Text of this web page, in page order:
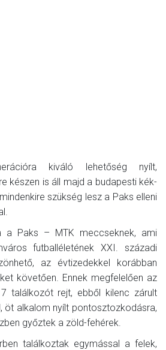
kiváló lehetőség nyílt,
készen is áll majd a budapesti kék-
szükség lesz a Paks elleni
a Paks – MTK meccseknek, ami
futballéletének XXI. századi
az évtizedekkel korábban
követően. Ennek megfelelően az
találkozót rejt, ebből kilenc zárult
öt alkalom nyílt pontosztozkodásra,
győztek a zöld-fehérek.
találkoztak egymással a felek,